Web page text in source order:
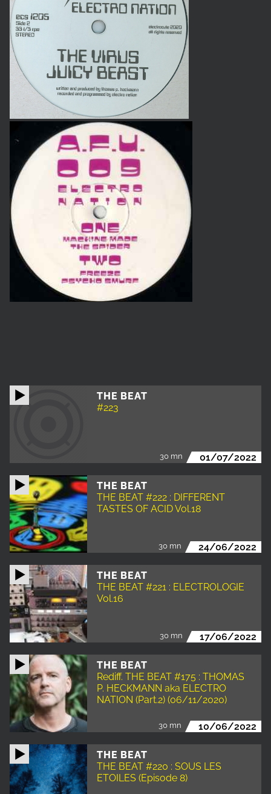
THE BEAT
#223
30 mn 01/07/2022
THE BEAT
THE BEAT #222 : DIFFERENT
TASTES OF ACID Vol.18
30 mn 24/06/2022
THE BEAT
THE BEAT #221 : ELECTROLOGIE
Vol.16
30 mn 17/06/2022
THE BEAT
Rediff. THE BEAT #175 : THOMAS
P. HECKMANN aka ELECTRO
NATION (Part.2) (06/11/2020)
30 mn 10/06/2022
THE BEAT
THE BEAT #220 : SOUS LES
ETOILES (Episode 8)